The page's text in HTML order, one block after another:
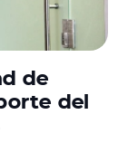
de
del